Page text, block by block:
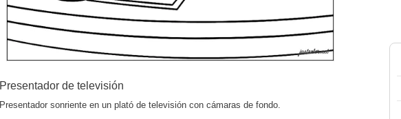
Presentador de televisión
Presentador sonriente en un plató de televisión con cámaras de fondo.